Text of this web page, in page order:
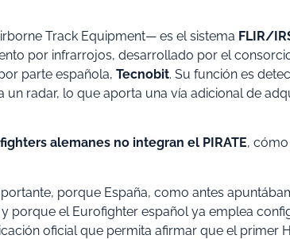
Track Equipment— es el sistema FLIR/
por infrarrojos, desarrollado por el
parte española, Tecnobit. Su función es
un radar, lo que aporta una vía adicional de
alemanes no integran el PIRATE,
porque España, como antes
porque el Eurofighter español ya emplea
oficial que permita afirmar que el primer